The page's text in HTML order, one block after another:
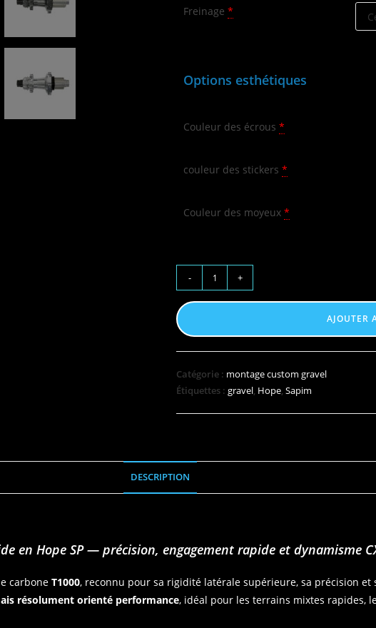
Freinage *
Options esthétiques
Couleur des écrous *
couleur des stickers *
Couleur des moyeux *
- +
AJOUTER
Catégorie : montage custom gravel
Étiquettes :gravel, Hope,Sapim
DESCRIPTION
en Hope SP — précision, engagement rapide et dynamisme
carbone T1000, reconnu pour sa rigidité latérale supérieure, sa précision et
résolument orienté performance, idéal pour les terrains mixtes rapides,